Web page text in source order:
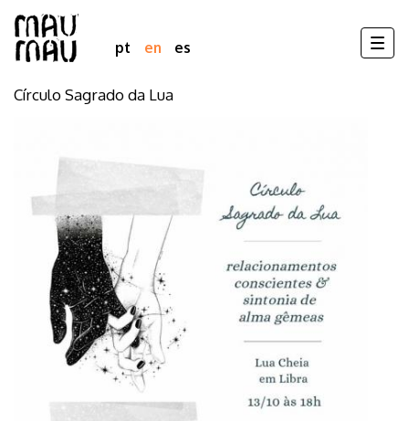
Skip
pt en es
Círculo Sagrado da Lua